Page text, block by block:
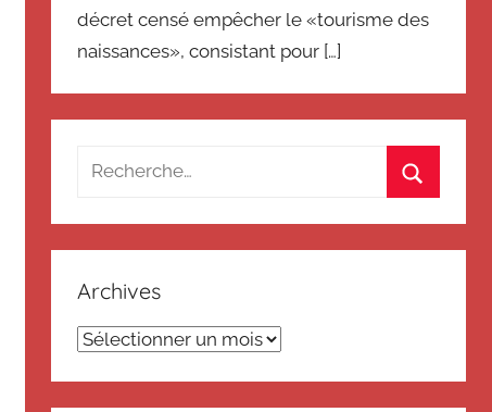
décret censé empêcher le «tourisme des
naissances», consistant pour […]
Recherche
:
Archives
Archives